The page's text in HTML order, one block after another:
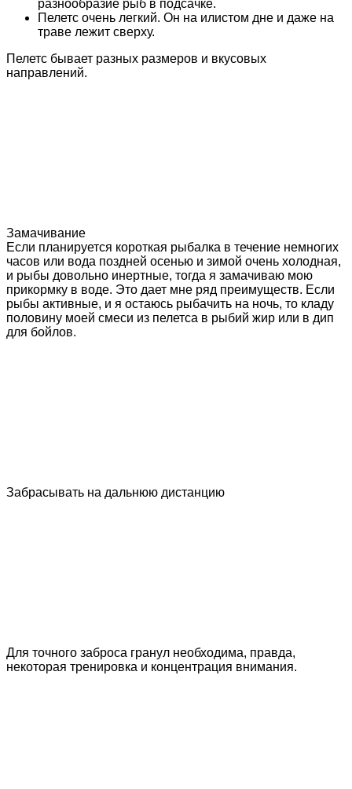
разнообразие рыб в подсачке.
Пелетс очень легкий. Он на илистом дне и даже на
траве лежит сверху.
Пелетс бывает разных размеров и вкусовых
направлений.
Замачивание
Если планируется короткая рыбалка в течение немногих
часов или вода поздней осенью и зимой очень холодная,
и рыбы довольно инертные, тогда я замачиваю мою
прикормку в воде. Это дает мне ряд преимуществ. Если
рыбы активные, и я остаюсь рыбачить на ночь, то кладу
половину моей смеси из пелетса в рыбий жир или в дип
для бойлов.
Забрасывать на дальнюю дистанцию
Для точного заброса гранул необходима, правда,
некоторая тренировка и концентрация внимания.